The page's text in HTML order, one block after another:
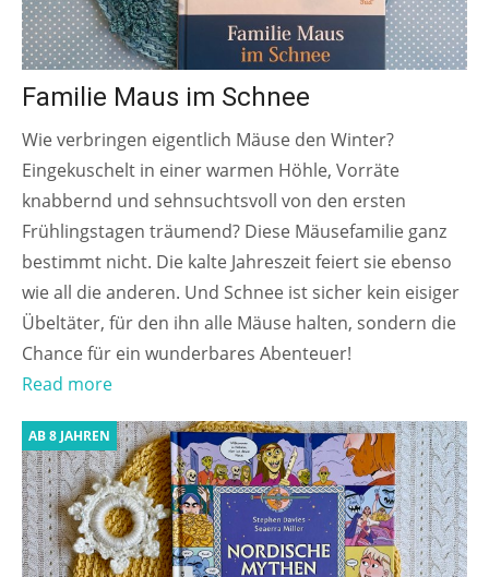
Familie Maus im Schnee
Wie verbringen eigentlich Mäuse den Winter?
Eingekuschelt in einer warmen Höhle, Vorräte
knabbernd und sehnsuchtsvoll von den ersten
Frühlingstagen träumend? Diese Mäusefamilie ganz
bestimmt nicht. Die kalte Jahreszeit feiert sie ebenso
wie all die anderen. Und Schnee ist sicher kein eisiger
Übeltäter, für den ihn alle Mäuse halten, sondern die
Chance für ein wunderbares Abenteuer!
Read more
AB 8 JAHREN